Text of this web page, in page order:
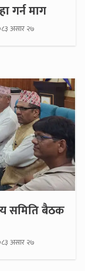
गर्न माग
असार २७
समिति बैठक
असार २७